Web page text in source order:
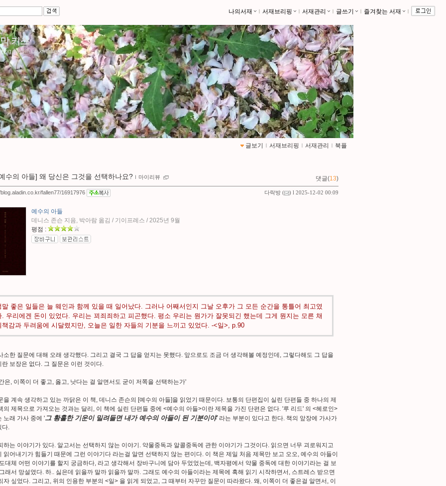
나의서재 ｌ 서재브리핑 ｌ 서재관리 ｌ 글쓰기 ｌ 즐겨찾는 서재 ｌ
키스
fallen77
글보기 ｌ 서재브리핑 ｌ 서재관리 ｌ 북플
수의 아들] 왜 당신은 그것을 선택하나요? ｌ 마이리뷰 댓글(13)
다락방 ( ) l 2025-12-02 00:09
fallen77/16917976
예수의 아들
데니스 존슨 지음, 박아람 옮김 / 기이프레스 / 2025년 9월
평점 :
말 좋은 일들은 늘 웨인과 함께 있을 때 일어났다. 그러나 어째서인지 그날 오후가 그 모든 순간을 통틀어 최고였
. 우리에겐 돈이 있었다. 우리는 꾀죄죄하고 피곤했다. 평소 우리는 뭔가가 잘못되긴 했는데 그게 뭔지는 모른 채
책감과 두려움에 시달렸지만, 오늘은 일한 자들의 기분을 느끼고 있었다. -<일>, p.90
소한 질문에 대해 오래 생각했다. 그리고 결국 그 답을 얻지는 못했다. 앞으로도 조금 더 생각해볼 예정인데, 그렇다해도 그 답을
란 보장은 없다. 그 질문은 이런 것이다.
은, 이쪽이 더 좋고, 옳고, 낫다는 걸 알면서도 굳이 저쪽을 선택하는가'
을 계속 생각하고 있는 까닭은 이 책, 데니스 존슨의 [예수의 아들]을 읽었기 때문이다. 보통의 단편집이 실린 단편들 중 하나의 제
의 제목으로 가져오는 것과는 달리, 이 책에 실린 단편들 중에 <예수의 아들>이란 제목을 가진 단편은 없다. '루 리드' 의 <헤로인>
노래 가사 중에 '그 황홀한 기운이 밀려들면 내가 예수의 아들이 된 기분이야' 라는 부분이 있다고 한다. 책의 앞장에 가사가
다.
하는 이야기가 있다. 알고서는 선택하지 않는 이야기. 약물중독과 알콜중독에 관한 이야기가 그것이다. 읽으면 너무 괴로워지고
읽어내기가 힘들기 때문에 그런 이야기다 라는걸 알면 선택하지 않는 편이다. 이 책은 제일 처음 제목만 보고 오오, 예수의 아들이
대체 어떤 이야기를 할지 궁금하다, 라고 생각해서 장바구니에 담아 두었었는데, 백자평에서 약물 중독에 대한 이야기라는 걸 보
래서 망설였다. 하.. 싫은데 읽을까 말까 읽을까 말까. 그래도 예수의 아들이라는 제목에 혹해 읽기 시작하면서, 스트레스 받으면
자 싶었다. 그리고, 위의 인용한 부분의 <일> 을 읽게 되었고, 그 때부터 자꾸만 질문이 따라왔다. 왜, 이쪽이 더 좋은걸 알면서, 이